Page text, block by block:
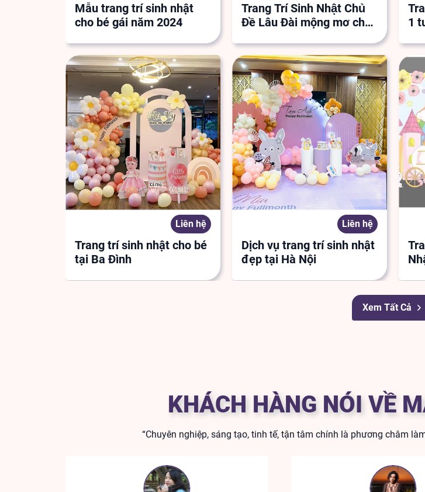
Mẫu trang trí sinh nhật
cho bé gái năm 2024
Trang Trí Sinh Nhật Chủ
Đề Lâu Đài mộng mơ cho
1
Liên hệ
Trang trí sinh nhật cho bé
tại Ba Đình
Liên hệ
Dịch vụ trang trí sinh nhật
đẹp tại Hà Nội
Xem Tất Cả
KHÁCH HÀNG NÓI VỀ
“Chuyên nghiệp, sáng tạo, tinh tế, tận tâm chính là phương châm